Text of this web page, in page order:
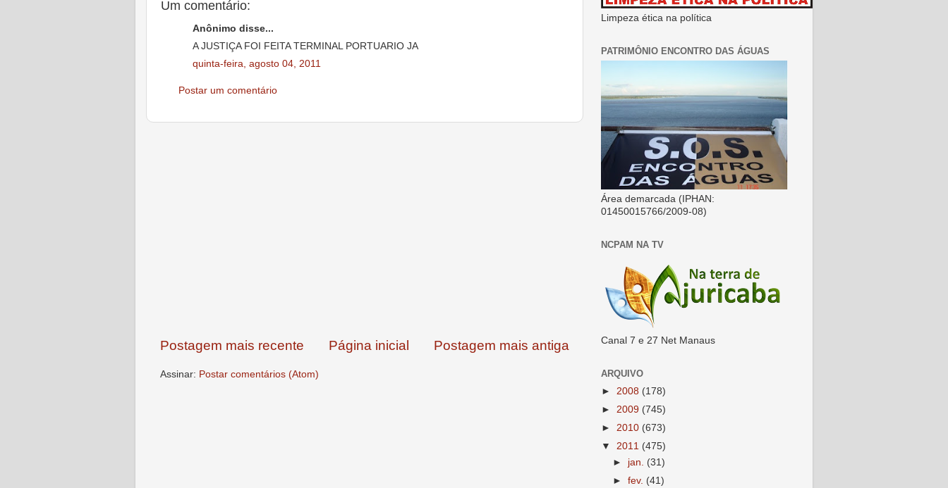
Um comentário:
Anônimo disse...
A JUSTIÇA FOI FEITA TERMINAL PORTUARIO JA
quinta-feira, agosto 04, 2011
Postar um comentário
Postagem mais recente Postagem mais antiga
Página inicial
Assinar: Postar comentários (Atom)
Limpeza ética na política
PATRIMÔNIO ENCONTRO DAS ÁGUAS
Área demarcada (IPHAN:
01450015766/2009-08)
NCPAM NA TV
Canal 7 e 27 Net Manaus
ARQUIVO
► 2008 (178)
► 2009 (745)
► 2010 (673)
▼ 2011 (475)
► jan. (31)
►fev. (41)